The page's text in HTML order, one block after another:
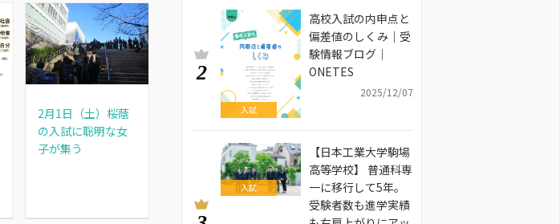
2月1日（土）桜蔭
の入試に聡明な女
子が集う
2
入試
高校入試の内申点と
偏差値のしくみ｜受
験情報ブログ｜
ONETES
2025/12/07
入試
【日本工業大学駒場
高等学校】 普通科専
一に移行して5年。
受験者数も進学実績